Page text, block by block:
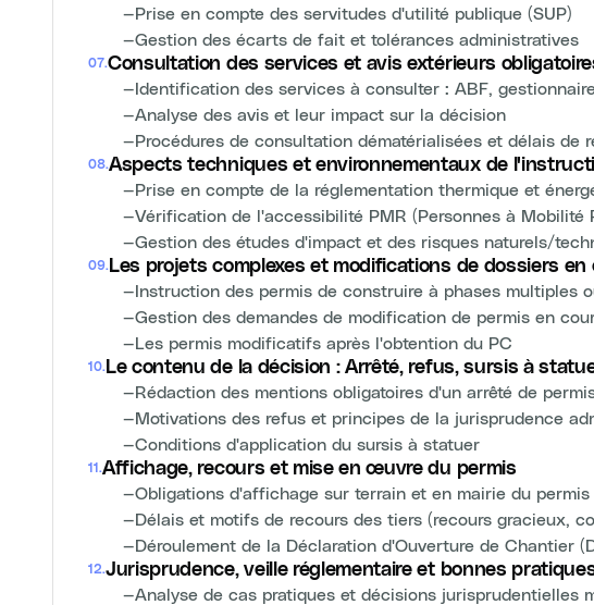
—Prise en compte des servitudes d'utilité publique (SUP)
—Gestion des écarts de fait et tolérances administratives
07.Consultation des services et avis extérieurs
—Identification des services à consulter : ABF,
—Analyse des avis et leur impact sur la décision
—Procédures de consultation dématérialisées et délais de
08.Aspects techniques et environnementaux de
—Prise en compte de la réglementation thermique et
—Vérification de l'accessibilité PMR (Personnes à Mobilité
—Gestion des études d'impact et des risques naturels/
09. Les projets complexes et modifications de dossiers en
—Instruction des permis de construire à phases multiples
—Gestion des demandes de modification de permis en
—Les permis modificatifs après l'obtention du PC
10. Le contenu de la décision : Arrêté, refus, sursis à
—Rédaction des mentions obligatoires d'un arrêté de
—Motivations des refus et principes de la jurisprudence
—Conditions d'application du sursis à statuer
11 .Affichage, recours et mise en œuvre du permis
—Obligations d'affichage sur terrain et en mairie du permis
—Délais et motifs de recours des tiers (recours gracieux,
—Déroulement de la Déclaration d'Ouverture de Chantier
12.Jurisprudence, veille réglementaire et bonnes
—Analyse de cas pratiques et décisions jurisprudentielles